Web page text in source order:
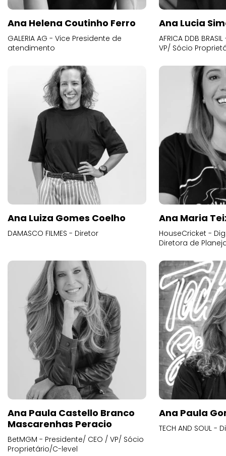
Ana Helena Coutinho Ferro
GALERIA AG - Vice Presidente de
atendimento
Ana Lucia
AFRICA DDB
VP/ Sócio
Ana Luiza Gomes Coelho
DAMASCO FILMES - Diretor
Ana Maria
HouseCricket -
Diretora de
Ana Paula Castello Branco
Mascarenhas Peracio
BetMGM - Presidente/ CEO / VP/ Sócio
Proprietário/C-level
Ana Paula
TECH AND SOUL